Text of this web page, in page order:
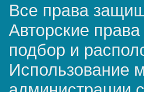
Все права
Авторские
подбор и
Использование